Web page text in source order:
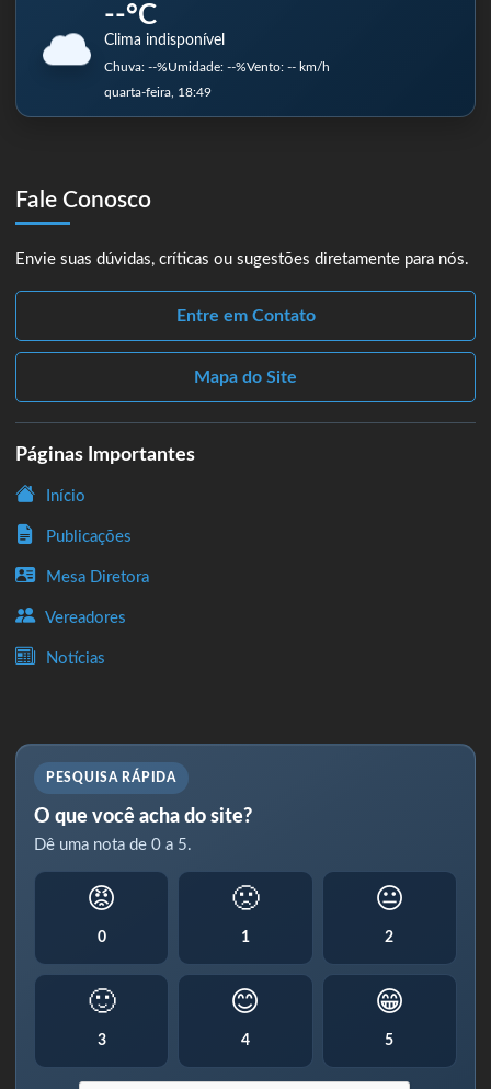
--°C
Clima indisponível
Chuva: --%Umidade: --%Vento: -- km/h
quarta-feira, 18:49
Fale Conosco
Envie suas dúvidas, críticas ou sugestões diretamente para nós.
Entre em Contato
Mapa do Site
Páginas Importantes
Início
Publicações
Mesa Diretora
Vereadores
Notícias
PESQUISA RÁPIDA
O que você acha do site?
Dê uma nota de 0 a 5.
😡
0
🙁
1
😐
2
🙂
3
😊
4
😁
5